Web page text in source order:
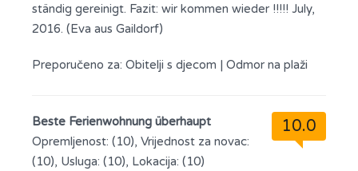
ständig gereinigt. Fazit: wir kommen wieder !!!!! July,
2016. (Eva aus Gaildorf)
Preporučeno za: Obitelji s djecom | Odmor na plaži
10.0
Beste Ferienwohnung überhaupt
Opremljenost: (10), Vrijednost za novac:
(10), Usluga: (10), Lokacija: (10)